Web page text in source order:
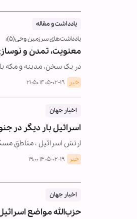
یادداشت و مقاله
یادداشت‌های سرزمین وحی(۵)؛
معنویت، تمدن و
در یک سخن، مدینه و مکه
خبر ۱۴۰۵-۰۲-۱۹ ۲۱:۵۰
اخبار جهان
اسرائیل بار دیگر در
ارتش اسرائیل ، مناطق
خبر ۱۴۰۵-۰۲-۱۹ ۱۹:۰۰
اخبار جهان
حزب‌الله مواضع